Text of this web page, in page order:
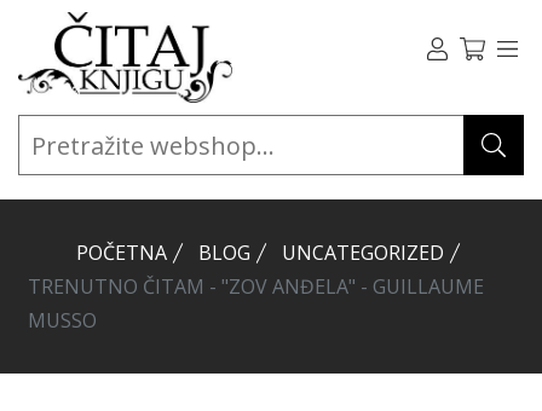
POČETNA BLOG
UNCATEGORIZED
TRENUTNO ČITAM - "ZOV ANĐELA" - GUILLAUME
MUSSO